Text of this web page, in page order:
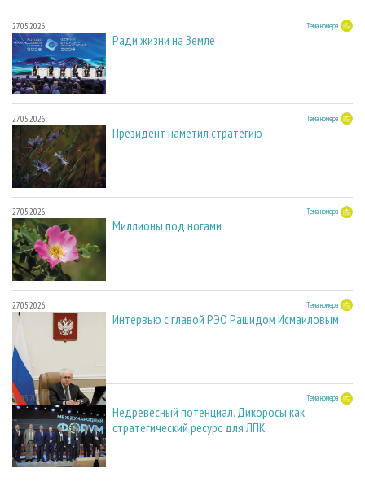
27.05.2026 Тема номера
Ради жизни на Земле
27.05.2026 Тема номера
Президент наметил стратегию
27.05.2026 Тема номера
Миллионы под ногами
27.05.2026 Тема номера
Интервью с главой РЭО Рашидом Исмаиловым
27.05.2026 Тема номера
Недревесный потенциал. Дикоросы как
стратегический ресурс для ЛПК